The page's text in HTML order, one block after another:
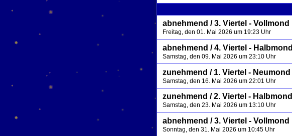
abnehmend / 3. Viertel - Vollmond
Freitag, den 01. Mai 2026 um 19:23 Uhr
abnehmend / 4. Viertel - Halbmond
Samstag, den 09. Mai 2026 um 23:10 Uhr
zunehmend / 1. Viertel - Neumond
Samstag, den 16. Mai 2026 um 22:01 Uhr
zunehmend / 2. Viertel - Halbmond
Samstag, den 23. Mai 2026 um 13:10 Uhr
abnehmend / 3. Viertel - Vollmond
Sonntag, den 31. Mai 2026 um 10:45 Uhr